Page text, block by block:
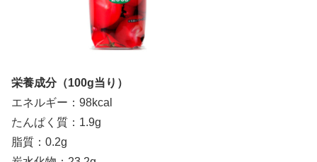
栄養成分（100g当り）
エネルギー：98kcal
たんぱく質：1.9g
脂質：0.2g